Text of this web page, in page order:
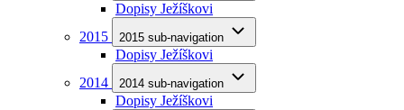
Dopisy Ježíškovi
2015
2015 sub-navigation
Dopisy Ježíškovi
2014
2014 sub-navigation
Dopisy Ježíškovi